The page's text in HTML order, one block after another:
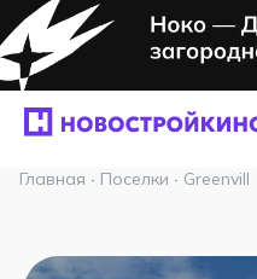
Главная · Поселки · Greenvill